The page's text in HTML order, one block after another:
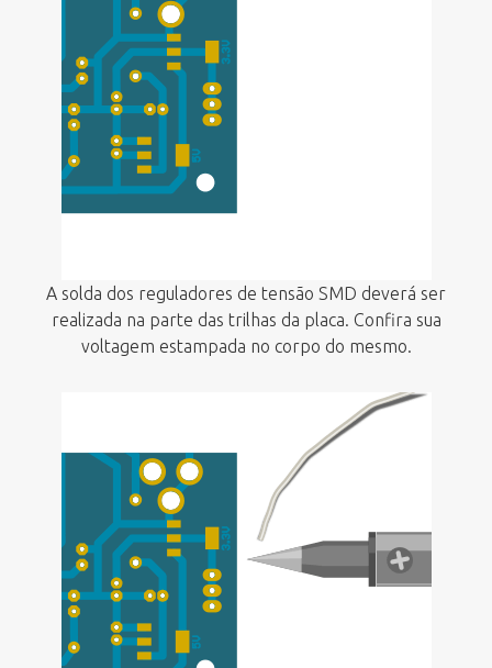
A solda dos reguladores de tensão SMD deverá ser
realizada na parte das trilhas da placa. Confira sua
voltagem estampada no corpo do mesmo.